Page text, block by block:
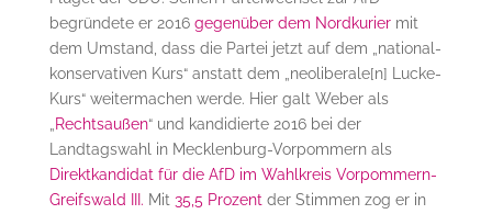
begründete er 2016 gegenüber dem Nordkuriermit
dem Umstand, dass die Partei jetzt auf dem „national-
konservativen Kurs“ anstatt dem „neoliberale[n] Lucke-
Kurs“ weitermachen werde. Hier galt Weber als
Rechtsaußen“ und kandidierte 2016 bei der
Landtagswahl in Mecklenburg-Vorpommern als
Direktkandidat für die AfD im Wahlkreis Vorpommern-
Greifswald III. Mit 35,5 Prozent der Stimmen zog er in